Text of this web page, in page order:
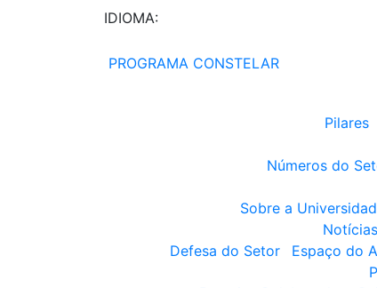
IDIOMA:
PROGRAMA CONSTELAR
Pilares
Números do
Sobre a
Notícias
Defesa do Setor
Espaço do